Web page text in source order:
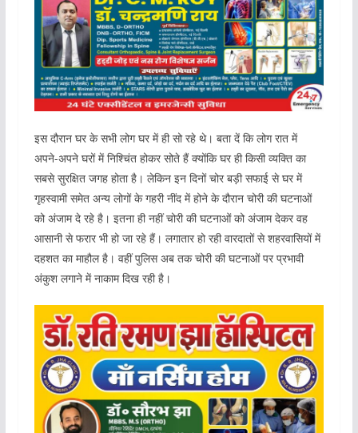
इस दौरान घर के सभी लोग घर में ही सो रहे थे। बता दें कि लोग रात में
अपने-अपने घरों में निश्चिंत होकर सोते हैं क्योंकि घर ही किसी व्यक्ति का
सबसे सुरक्षित जगह होता है। लेकिन इन दिनों चोर बड़ी सफाई से घर में
गृहस्वामी समेत अन्य लोगों के गहरी नींद में होने के दौरान चोरी की घटनाओं
को अंजाम दे रहे है। इतना ही नहीं चोरी की घटनाओं को अंजाम देकर वह
आसानी से फरार भी हो जा रहे हैं। लगातार हो रही वारदातों से शहरवासियों में
दहशत का माहौल है। वहीं पुलिस अब तक चोरी की घटनाओं पर प्रभावी
अंकुश लगाने में नाकाम दिख रही है।